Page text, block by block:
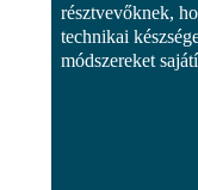
résztvevőknek,
technikai
módszereket